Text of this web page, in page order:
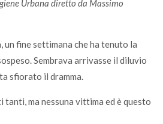
Urbana diretto da Massimo
un fine settimana che ha tenuto la
Sembrava arrivasse il diluvio
sfiorato il dramma.
tanti, ma nessuna vittima ed è questo